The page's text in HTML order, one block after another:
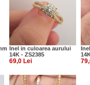
Inel in culoarea aurului
14K - ZS2385
69,0 Lei